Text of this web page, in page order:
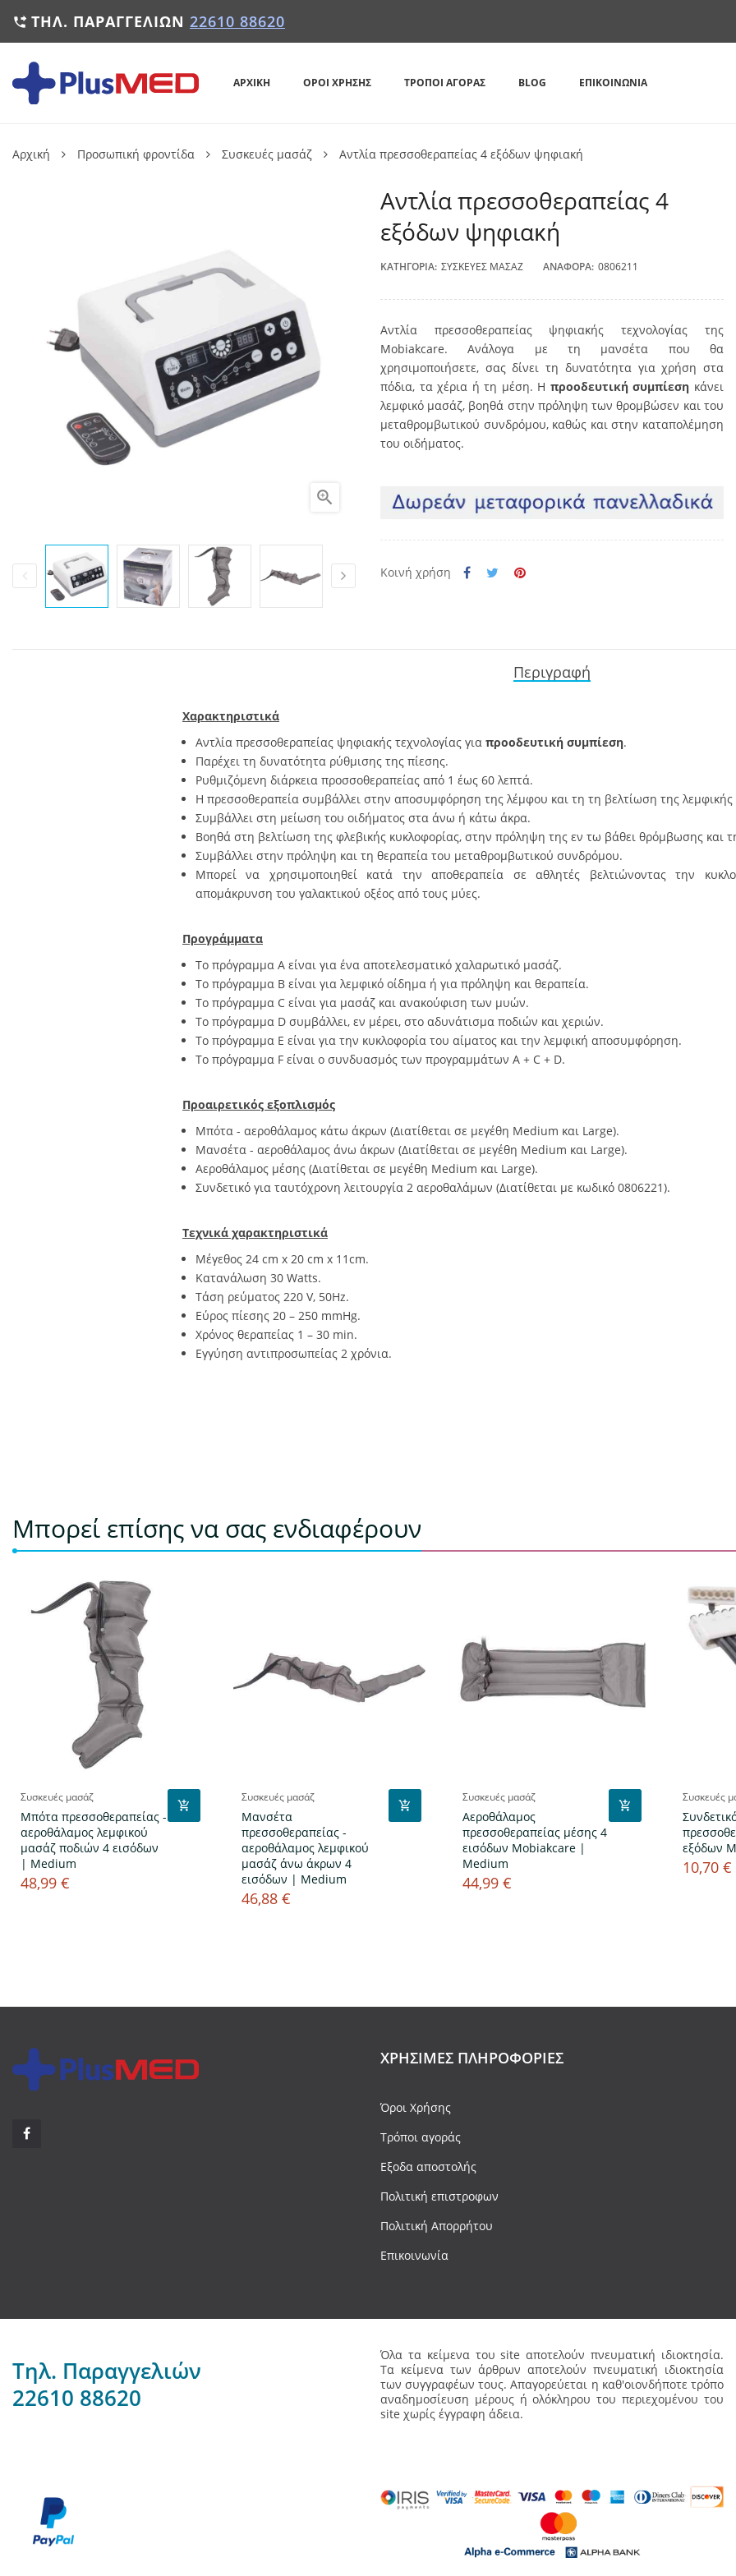
 ΤΗΛ. ΠΑΡΑΓΓΕΛΙΏΝ 22610 88620
ΑΡΧΙΚΉ ΌΡΟΙ ΧΡΉΣΗΣ ΤΡΌΠΟΙ ΑΓΟΡΆΣ BLOG ΕΠΙΚΟΙΝΩΝΊΑ
Αρχική Προσωπική φροντίδα Συσκευές μασάζ Αντλία πρεσσοθεραπείας 4 εξόδων ψηφιακή

Αντλία πρεσσοθεραπείας 4
εξόδων ψηφιακή
ΚΑΤΗΓΟΡΊΑ: ΣΥΣΚΕΥΈΣ ΜΑΣΆΖ ΑΝΑΦΟΡΆ: 0806211
Αντλία πρεσσοθεραπείας ψηφιακής τεχνολογίας της
Mobiakcare. Ανάλογα με τη μανσέτα που θα
χρησιμοποιήσετε, σας δίνει τη δυνατότητα για χρήση στα
πόδια, τα χέρια ή τη μέση. Η προοδευτική συμπίεση κάνει
λεμφικό μασάζ, βοηθά στην πρόληψη των θρομβώσεν και του
μεταθρομβωτικού συνδρόμου, καθώς και στην καταπολέμηση
του οιδήματος.
Κοινή χρήση
Περιγραφή
Χαρακτηριστικά
Αντλία πρεσσοθεραπείας ψηφιακής τεχνολογίας για προοδευτική συμπίεση.
Παρέχει τη δυνατότητα ρύθμισης της πίεσης.
Ρυθμιζόμενη διάρκεια προσσοθεραπείας από 1 έως 60 λεπτά.
Η πρεσσοθεραπεία συμβάλλει στην αποσυμφόρηση της λέμφου και τη τη βελτίωση της λεμφικής
Συμβάλλει στη μείωση του οιδήματος στα άνω ή κάτω άκρα.
Βοηθά στη βελτίωση της φλεβικής κυκλοφορίας, στην πρόληψη της εν τω βάθει θρόμβωσης και
Συμβάλλει στην πρόληψη και τη θεραπεία του μεταθρομβωτικού συνδρόμου.
Μπορεί να χρησιμοποιηθεί κατά την αποθεραπεία σε αθλητές βελτιώνοντας την
απομάκρυνση του γαλακτικού οξέος από τους μύες.
Προγράμματα
Το πρόγραμμα Α είναι για ένα αποτελεσματικό χαλαρωτικό μασάζ.
Το πρόγραμμα Β είναι για λεμφικό οίδημα ή για πρόληψη και θεραπεία.
Το πρόγραμμα C είναι για μασάζ και ανακούφιση των μυών.
Το πρόγραμμα D συμβάλλει, εν μέρει, στο αδυνάτισμα ποδιών και χεριών.
Το πρόγραμμα Ε είναι για την κυκλοφορία του αίματος και την λεμφική αποσυμφόρηση.
Το πρόγραμμα F είναι ο συνδυασμός των προγραμμάτων A + C + D.
Προαιρετικός εξοπλισμός
Μπότα - αεροθάλαμος κάτω άκρων (Διατίθεται σε μεγέθη Medium και Large).
Μανσέτα - αεροθάλαμος άνω άκρων (Διατίθεται σε μεγέθη Medium και Large).
Αεροθάλαμος μέσης (Διατίθεται σε μεγέθη Medium και Large).
Συνδετικό για ταυτόχρονη λειτουργία 2 αεροθαλάμων (Διατίθεται με κωδικό 0806221).
Τεχνικά χαρακτηριστικά
Μέγεθος 24 cm x 20 cm x 11cm.
Κατανάλωση 30 Watts.
Τάση ρεύματος 220 V, 50Hz.
Εύρος πίεσης 20 – 250 mmHg.
Χρόνος θεραπείας 1 – 30 min.
Εγγύηση αντιπροσωπείας 2 χρόνια.
Μπορεί επίσης να σας ενδιαφέρουν
Συσκευές μασάζ
Μπότα πρεσσοθεραπείας -
αεροθάλαμος λεμφικού
μασάζ ποδιών 4 εισόδων
| Medium
Τιμή
48,99 €
Συσκευές μασάζ
Μανσέτα
πρεσσοθεραπείας -
αεροθάλαμος λεμφικού
μασάζ άνω άκρων 4
εισόδων | Medium
Τιμή
46,88 €
Συσκευές μασάζ
Αεροθάλαμος
πρεσσοθεραπείας μέσης 4
εισόδων Mobiakcare |
Medium
Τιμή
44,99 €
Συσκευές
εξόδων
Τιμή
10,70 €
ΧΡΉΣΙΜΕΣ ΠΛΗΡΟΦΟΡΊΕΣ
Όροι Χρήσης
Τρόποι αγοράς
Εξοδα αποστολής
Πολιτική επιστροφων
Πολιτική Απορρήτου
Επικοινωνία
Τηλ. Παραγγελιών
22610 88620
Όλα τα κείμενα του site αποτελούν πνευματική ιδιοκτησία.
Τα κείμενα των άρθρων αποτελούν πνευματική ιδιοκτησία
των συγγραφέων τους. Απαγορεύεται η καθ'οιονδήποτε τρόπο
αναδημοσίευση μέρους ή ολόκληρου του περιεχομένου του
site χωρίς έγγραφη άδεια.